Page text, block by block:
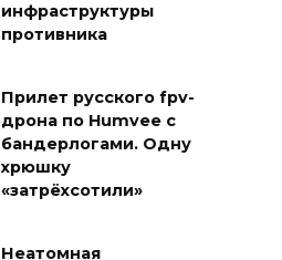
инфраструктуры
противника
Прилет русского fpv-
дрона по Humvee с
бандерлогами. Одну
хрюшку
«затрёхсотили»
Неатомная